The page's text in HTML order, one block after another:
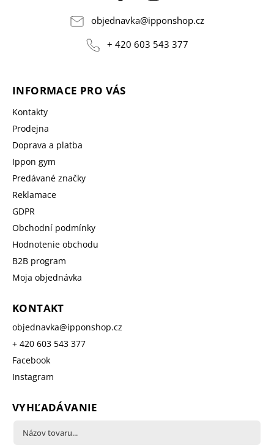
objednavka@ipponshop.cz
+ 420 603 543 377
INFORMACE PRO VÁS
Kontakty
Prodejna
Doprava a platba
Ippon gym
Predávané značky
Reklamace
GDPR
Obchodní podmínky
Hodnotenie obchodu
B2B program
Moja objednávka
KONTAKT
objednavka@ipponshop.cz
+ 420 603 543 377
Facebook
Instagram
VYHĽADÁVANIE